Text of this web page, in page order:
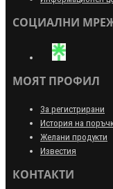
СОЦИАЛНИ
МОЯТ ПРОФИЛ
За регистрирани
История на
Желани продукти
Известия
КОНТАКТИ